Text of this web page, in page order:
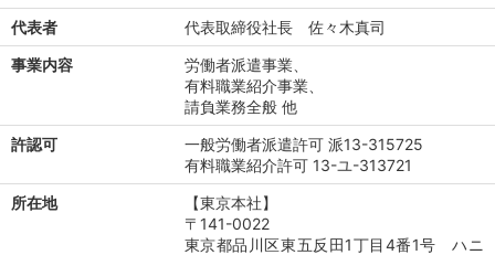
代表者
代表取締役社長 佐々木真司
事業内容
労働者派遣事業、
有料職業紹介事業、
請負業務全般 他
許認可
一般労働者派遣許可 派13-315725
有料職業紹介許可 13-ユ-313721
所在地
【東京本社】
〒141-0022
東京都品川区東五反田1丁目4番1号 ハニ